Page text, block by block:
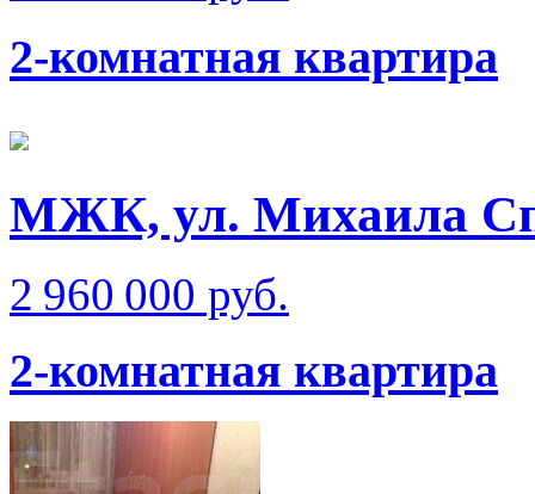
2-комнатная квартира
МЖК, ул. Михаила
2 960 000 руб.
2-комнатная квартира